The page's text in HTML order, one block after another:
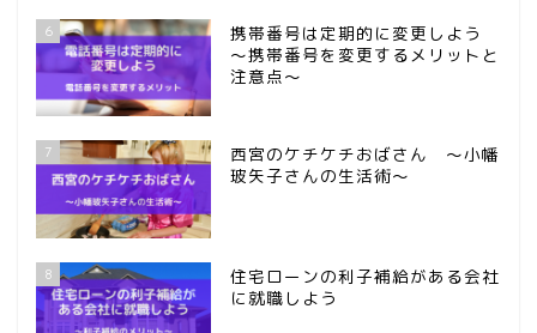
6
携帯番号は定期的に変更しよう
～携帯番号を変更するメリットと
注意点～
7
西宮のケチケチおばさん ～小幡
玻矢子さんの生活術～
8
住宅ローンの利子補給がある会社
に就職しよう